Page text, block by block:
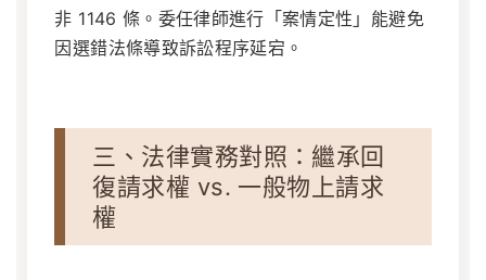
非 1146 條。委任律師進行「案情定性」能避免
因選錯法條導致訴訟程序延宕。
三、法律實務對照：繼承回
復請求權 vs. 一般物上請求
權